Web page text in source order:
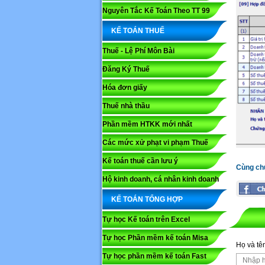
Nguyên Tắc Kế Toán Theo TT 99
KẾ TOÁN THUẾ
Thuế - Lệ Phí Môn Bài
Đăng Ký Thuế
Hóa đơn giấy
Thuế nhà thầu
Phần mềm HTKK mới nhất
Các mức xử phạt vi phạm Thuế
Kế toán thuế cần lưu ý
Hộ kinh doanh, cá nhân kinh doanh
KẾ TOÁN TỔNG HỢP
Tự học Kế toán trên Excel
Tự học Phần mềm kế toán Misa
Tự học phần mềm kế toán Fast
Cùng
Họ và
Họ và
Nội